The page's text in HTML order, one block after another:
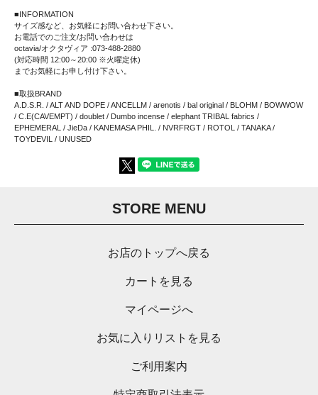
■INFORMATION
サイズ感など、お気軽にお問い合わせ下さい。
お電話でのご注文/お問い合わせは
octavia/オクタヴィア :073-488-2880
(対応時間 12:00～20:00 ※火曜定休)
までお気軽にお申し付け下さい。
■取扱BRAND
A.D.S.R. / ALT AND DOPE / ANCELLM / arenotis / bal original / BLOHM / BOWWOW
/ C.E(CAVEMPT) / doublet / Dumbo incense / elephant TRIBAL fabrics /
EPHEMERAL / JieDa / KANEMASA PHIL. / NVRFRGT / ROTOL / TANAKA /
TOYDEVIL / UNUSED
STORE MENU
お店のトップへ戻る
カートを見る
マイページへ
お気に入りリストを見る
ご利用案内